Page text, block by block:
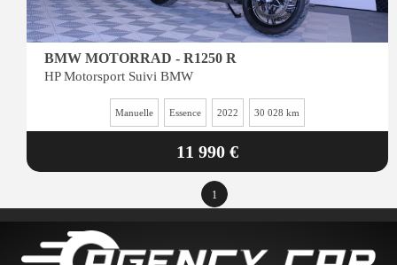
BMW MOTORRAD - R1250 R
HP Motorsport Suivi BMW
Manuelle Essence 2022 30 028 km
11 990 €
1